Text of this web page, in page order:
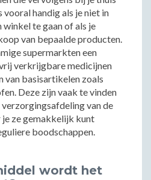
handig als je niet in
winkel te gaan of als je
van bepaalde producten.
supermarkten een
verkrijgbare medicijnen
van basisartikelen zoals
Deze zijn vaak te vinden
van de
ze gemakkelijk kunt
boodschappen.
wordt het